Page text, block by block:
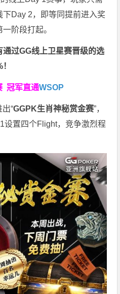
Day 2，即等同提前进入奖
阶段打起。
通过GG线上卫星赛晋级的选
！
冠军直通WSOP
“GGPK生肖神秘赏金赛”，
设置四个Flight，竞争激烈程